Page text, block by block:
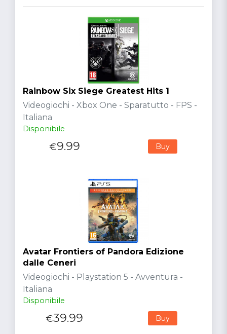
Rainbow Six Siege Greatest Hits 1
Videogiochi - Xbox One - Sparatutto - FPS -
Italiana
Disponibile
€9.99 Buy
Avatar Frontiers of Pandora Edizione
dalle Ceneri
Videogiochi - Playstation 5 - Avventura -
Italiana
Disponibile
€39.99 Buy